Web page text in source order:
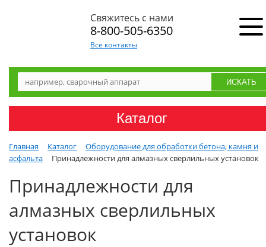
Свяжитесь с нами
8-800-505-6350
Все контакты
Каталог
Главная Каталог
Оборудование для обработки бетона, камня и
асфальта
Принадлежности для алмазных сверлильных установок
Принадлежности для
алмазных сверлильных
установок